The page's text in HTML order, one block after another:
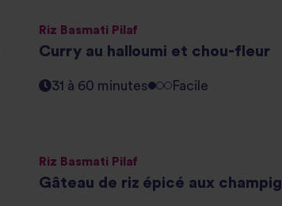
Riz Basmati Pilaf
Curry au halloumi et chou-fleur
31 à 60 minutes Facile
Riz Basmati Pilaf
Gâteau de riz épicé aux